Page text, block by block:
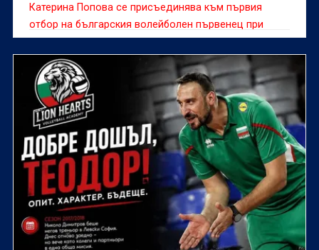
Катерина Попова се присъединява към първия
отбор на българския волейболен първенец при
жените Марица (Пловдив), съобщиха от клуба.